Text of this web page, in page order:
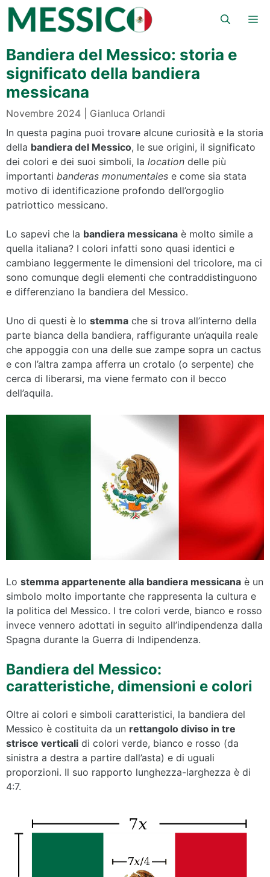
Vai
contenuto
Bandiera del Messico: storia e
significato della bandiera
messicana
Novembre 2024
Gianluca Orlandi
In questa pagina puoi trovare alcune curiosità e la storia
della bandiera del Messico, le sue origini, il significato
dei colori e dei suoi simboli, la location delle più
importanti banderas monumentales e come sia stata
motivo di identificazione profondo dell’orgoglio
patriottico messicano.
Lo sapevi che la bandiera messicana è molto simile a
quella italiana? I colori infatti sono quasi identici e
cambiano leggermente le dimensioni del tricolore, ma ci
sono comunque degli elementi che contraddistinguono
e differenziano la bandiera del Messico.
Uno di questi è lo stemma che si trova all’interno della
parte bianca della bandiera, raffigurante un’aquila reale
che appoggia con una delle sue zampe sopra un cactus
e con l’altra zampa afferra un crotalo (o serpente) che
cerca di liberarsi, ma viene fermato con il becco
dell’aquila.
Lo stemma appartenente alla bandiera messicana è un
simbolo molto importante che rappresenta la cultura e
la politica del Messico. I tre colori verde, bianco e rosso
invece vennero adottati in seguito all’indipendenza dalla
Spagna durante la Guerra di Indipendenza.
Bandiera del Messico:
caratteristiche, dimensioni e colori
Oltre ai colori e simboli caratteristici, la bandiera del
Messico è costituita da un rettangolo diviso in tre
strisce verticali di colori verde, bianco e rosso (da
sinistra a destra a partire dall’asta) e di uguali
proporzioni. Il suo rapporto lunghezza-larghezza è di
4:7.